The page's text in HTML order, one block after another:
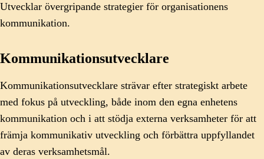
Utvecklar övergripande strategier för organisationens
kommunikation.
Kommunikationsutvecklare
Kommunikationsutvecklare strävar efter strategiskt arbete
med fokus på utveckling, både inom den egna enhetens
kommunikation och i att stödja externa verksamheter för att
främja kommunikativ utveckling och förbättra uppfyllandet
av deras verksamhetsmål.